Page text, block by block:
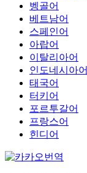
벵골어
베트남어
스페인어
아랍어
이탈리아어
인도네시아어
태국어
터키어
포르투갈어
프랑스어
힌디어